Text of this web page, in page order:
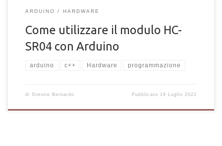
ARDUINO HARDWARE
Come utilizzare il modulo HC-
SR04 con Arduino
arduino c++ Hardware programmazione
di Simone Bernardo Pubblicato 19 Luglio 2022